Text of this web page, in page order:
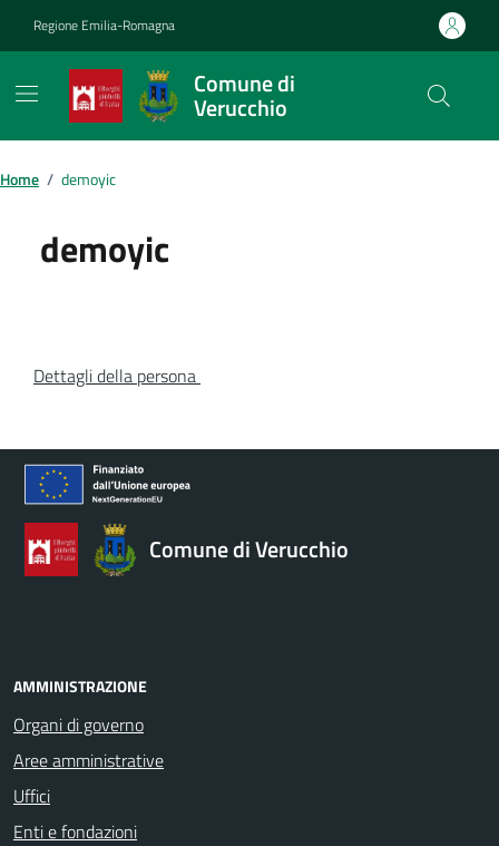
Regione Emilia-Romagna
Comune di
Verucchio
Contenuti in evidenza
Home / demoyic
demoyic
Dettagli della persona
Comune di Verucchio
AMMINISTRAZIONE
Organi di governo
Aree amministrative
Uffici
Enti e fondazioni